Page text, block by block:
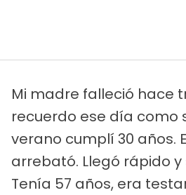
Mi madre falleció hace
recuerdo ese día como
verano cumplí 30 años.
arrebató. Llegó rápido
Tenía 57 años, era